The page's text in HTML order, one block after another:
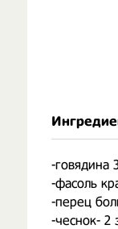
-говядина
-фасоль
-перец
-чеснок- 2